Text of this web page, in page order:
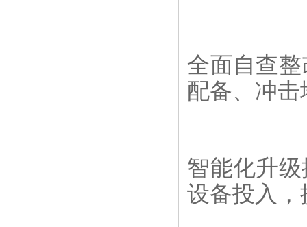
全面自查
配备、冲
智能化升
设备投入